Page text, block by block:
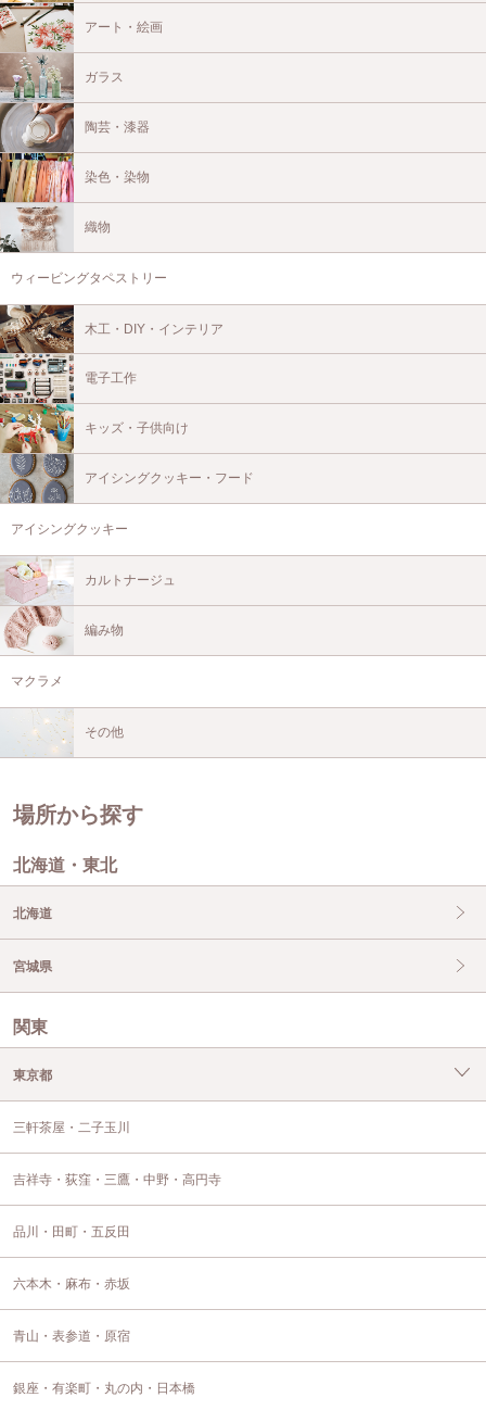
アート・絵画
ガラス
陶芸・漆器
染色・染物
織物
ウィービングタペストリー
木工・DIY・インテリア
電子工作
キッズ・子供向け
アイシングクッキー・フード
アイシングクッキー
カルトナージュ
編み物
マクラメ
その他
場所から探す
北海道・東北
北海道
宮城県
関東
東京都
三軒茶屋・二子玉川
吉祥寺・荻窪・三鷹・中野・高円寺
品川・田町・五反田
六本木・麻布・赤坂
青山・表参道・原宿
銀座・有楽町・丸の内・日本橋